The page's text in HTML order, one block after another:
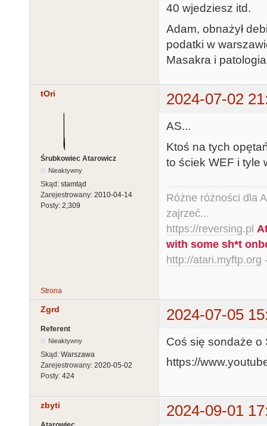
40 wjedziesz itd.
Adam, obnażył
podatki w
Masakra i
tOri 2024-07-02
Śrubkowiec Atarowicz
Nieaktywny
Skąd: stamtąd
Zarejestrowany: 2010-04-14
Posty: 2,309
AS...
Ktoś na tych
to ściek WEF i tyle
Różne różności dla
zajrzeć...
https://reversing.pl
with some sh*t
http://atari.myftp.org
Strona
Zgrd 2024-07-05
Referent
Nieaktywny
Skąd: Warszawa
Zarejestrowany: 2020-05-02
Posty: 424
Coś się sondaże o
https://
zbyti 2024-09-01